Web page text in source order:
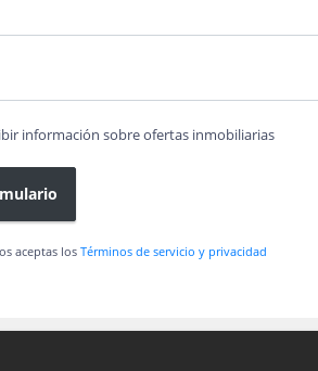
información sobre ofertas inmobiliarias
aceptas losTérminos de servicio y privacidad